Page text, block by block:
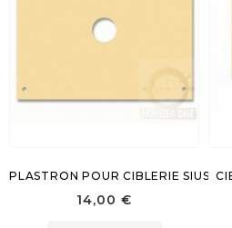
PLASTRON POUR CIBLERIE SIUS
14,00 €